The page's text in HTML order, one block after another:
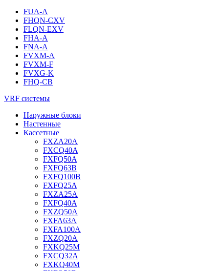
FUA-A
FHQN-CXV
FLQN-EXV
FHA-A
FNA-A
FVXM-A
FVXM-F
FVXG-K
FHQ-CB
VRF системы
Наружные блоки
Настенные
Кассетные
FXZA20A
FXCQ40A
FXFQ50A
FXFQ63B
FXFQ100B
FXFQ25A
FXZA25A
FXFQ40A
FXZQ50A
FXFA63A
FXFA100A
FXZQ20A
FXKQ25M
FXCQ32A
FXKQ40M